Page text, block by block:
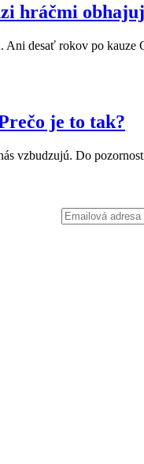
hráčmi
desať rokov po
je to tak?
vzbudzujú. Do